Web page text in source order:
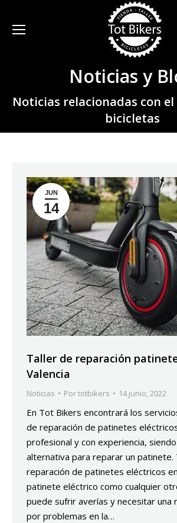
Noticias y
Noticias relacionadas con
bicicletas
Estás aquí:
JUN
14
Taller de reparación
Valencia
Noticias Portotbikers 14 junio, 2022
En Tot Bikers encontrará los
de reparación de patinetes
profesional y con experiencia,
alternativa para reparar un patinete.
reparación de patinetes eléctricos
patinete eléctrico como cualquier
puede sufrir averías y necesitar una
por problemas en la…